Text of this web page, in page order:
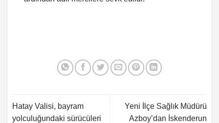
Hatay Valisi, bayram
yolculuğundaki sürücüleri
Yeni İlçe Sağlık Müdürü
Azboy’dan İskenderun